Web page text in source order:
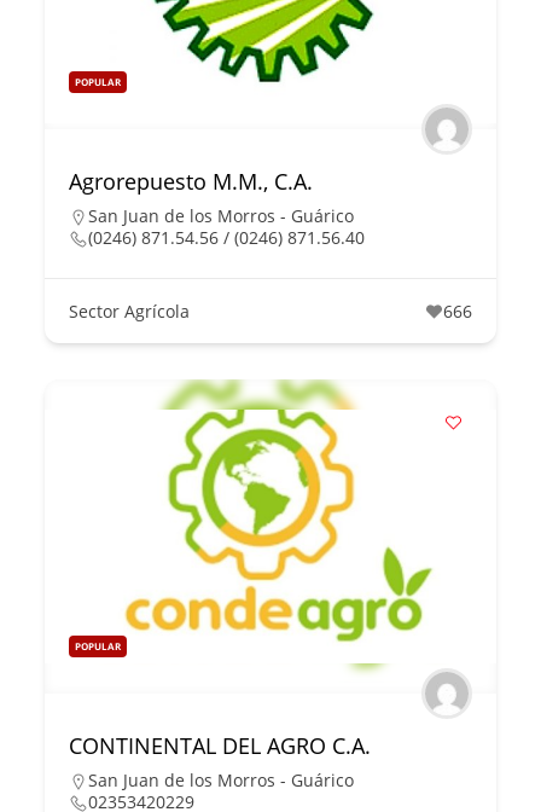
POPULAR
Agrorepuesto M.M., C.A.
San Juan de los Morros - Guárico
(0246) 871.54.56 / (0246) 871.56.40
Sector Agrícola 666
POPULAR
CONTINENTAL DEL AGRO C.A.
San Juan de los Morros - Guárico
02353420229